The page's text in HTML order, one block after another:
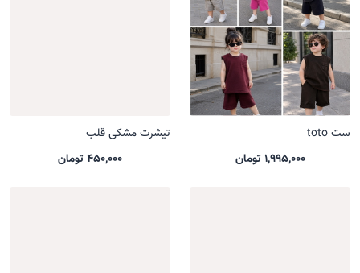
ست toto
1,995,000 تومان
تیشرت مشکی قلب
450,000 تومان